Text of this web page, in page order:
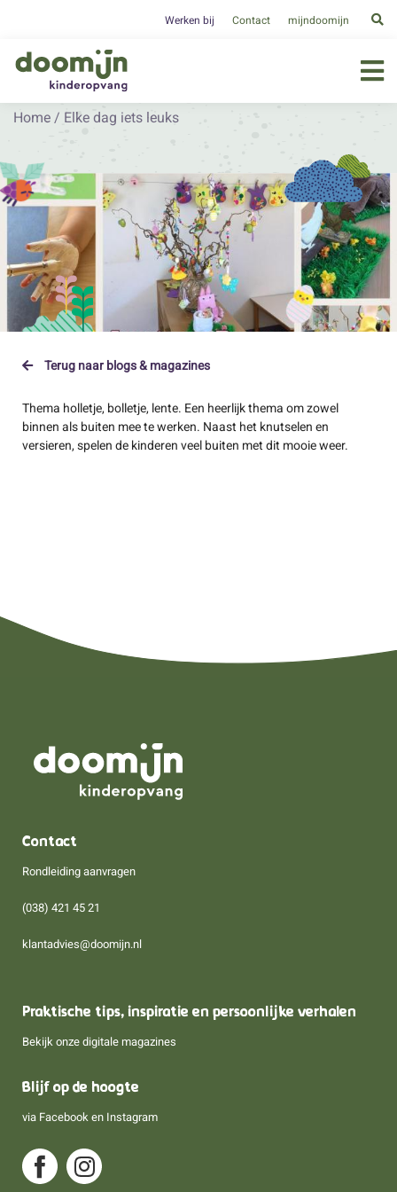
Werken bij Contact mijndoomijn
Home / Elke dag iets leuks
Terug naar blogs & magazines
Thema holletje, bolletje, lente. Een heerlijk thema om zowel
binnen als buiten mee te werken. Naast het knutselen en
versieren, spelen de kinderen veel buiten met dit mooie weer.
Contact
Rondleiding aanvragen
(038) 421 45 21
klantadvies@doomijn.nl
Praktische tips, inspiratie en persoonlijke verhalen
Bekijk onze digitale magazines
Blijf op de hoogte
via Facebook en Instagram